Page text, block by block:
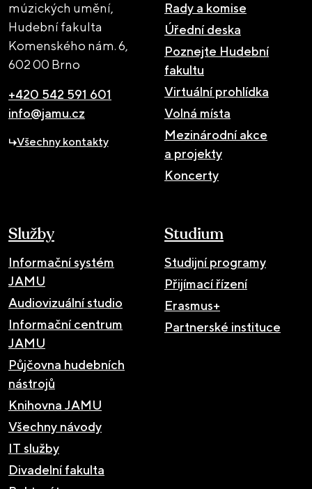
múzických umění,
Hudební fakulta
Komenského nám. 6,
602 00 Brno
+420 542 591 601
info@jamu.cz
Všechny kontakty
Rady a komise
Úřední deska
Poznejte Hudební
fakultu
Virtuální prohlídka
Volná místa
Mezinárodní akce
a projekty
Koncerty
Služby
Informační systém
JAMU
Audiovizuální studio
Informační centrum
JAMU
Půjčovna hudebních
nástrojů
Knihovna JAMU
Všechny návody
IT služby
Divadelní fakulta
Studium
Studijní programy
Přijímací řízení
Erasmus+
Partnerské instituce